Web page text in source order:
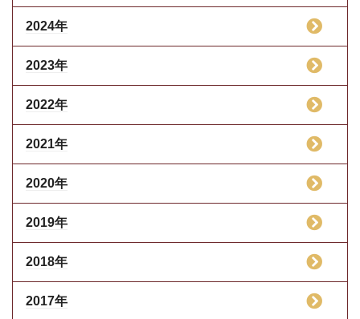
2024年
2023年
2022年
2021年
2020年
2019年
2018年
2017年